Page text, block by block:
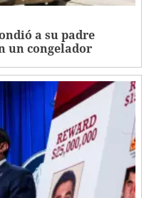
a su padre
un congelador